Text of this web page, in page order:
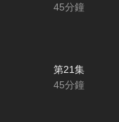
45分鐘
第21集
45分鐘